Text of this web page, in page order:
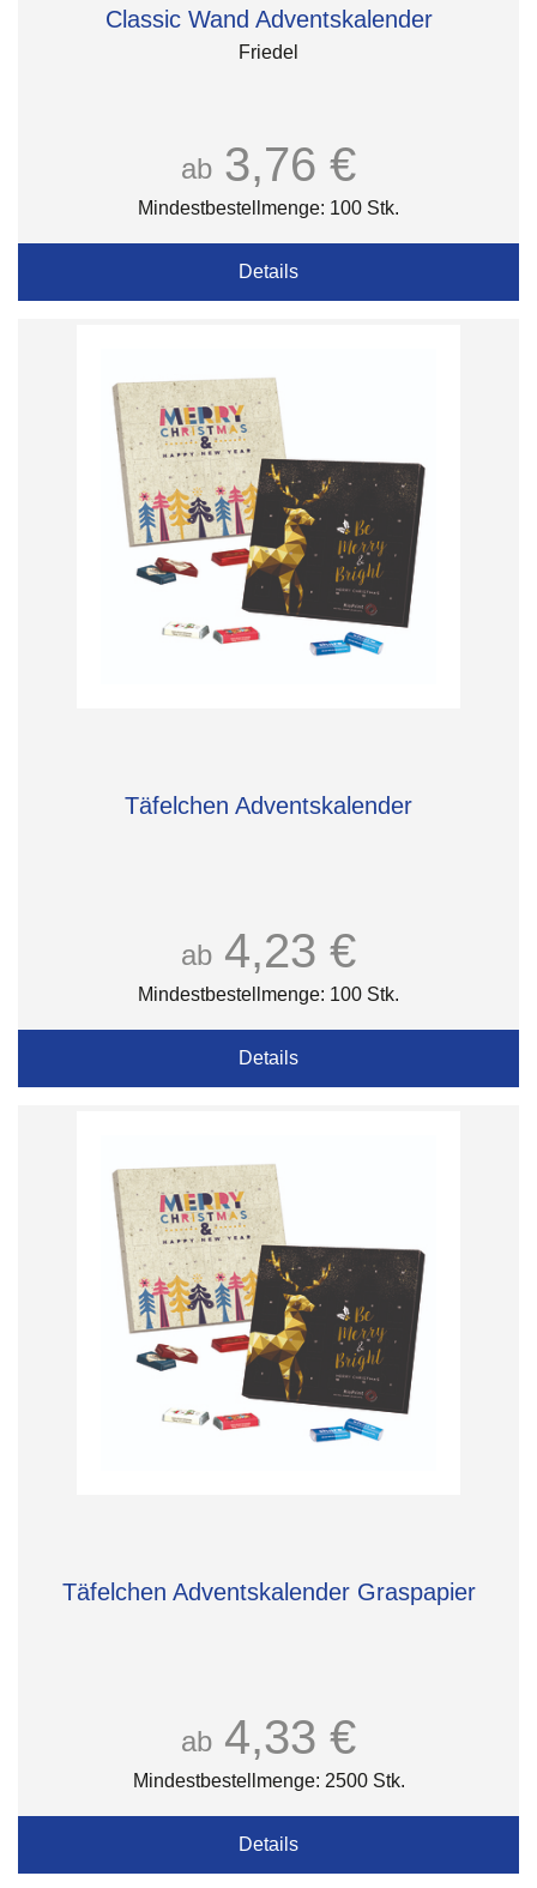
Classic Wand Adventskalender
Friedel
ab 3,76 €
Mindestbestellmenge: 100 Stk.
Details
Täfelchen Adventskalender
ab 4,23 €
Mindestbestellmenge: 100 Stk.
Details
Täfelchen Adventskalender Graspapier
ab 4,33 €
Mindestbestellmenge: 2500 Stk.
Details